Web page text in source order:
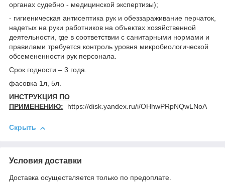
органах судебно - медицинской экспертизы);
- гигиеническая антисептика рук и обеззараживание перчаток,
надетых на руки работников на объектах хозяйственной
деятельности, где в соответствии с санитарными нормами и
правилами требуется контроль уровня микробиологической
обсемененности рук персонала.
Срок годности – 3 года.
фасовка 1л, 5л.
ИНСТРУКЦИЯ ПО
ПРИМЕНЕНИЮ: https://disk.yandex.ru/i/OHhwPRpNQwLNoA
Скрыть
Условия доставки
Доставка осуществляется только по предоплате.